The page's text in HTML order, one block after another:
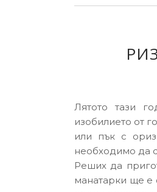
Лятото тази
изобилието от
или пък с
необходимо да
Реших да
манатарки ще е